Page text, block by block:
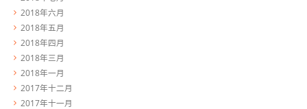
2018年六月
2018年五月
2018年四月
2018年三月
2018年一月
2017年十二月
2017年十一月